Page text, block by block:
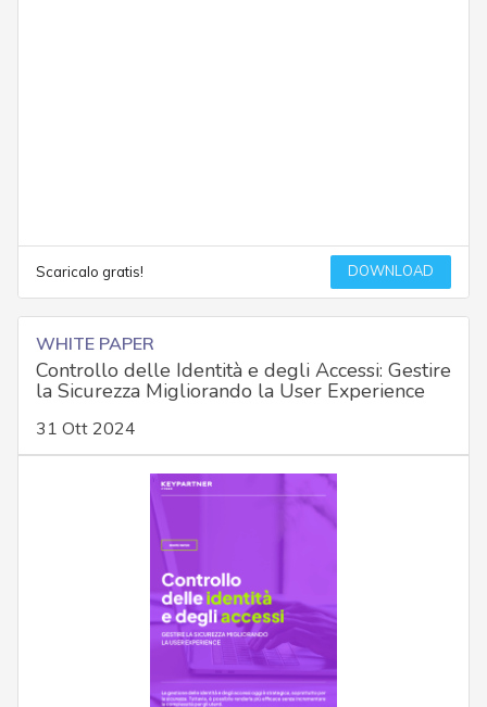
Scaricalo gratis! DOWNLOAD
WHITE PAPER
Controllo delle Identità e degli Accessi: Gestire
la Sicurezza Migliorando la User Experience
31 Ott 2024